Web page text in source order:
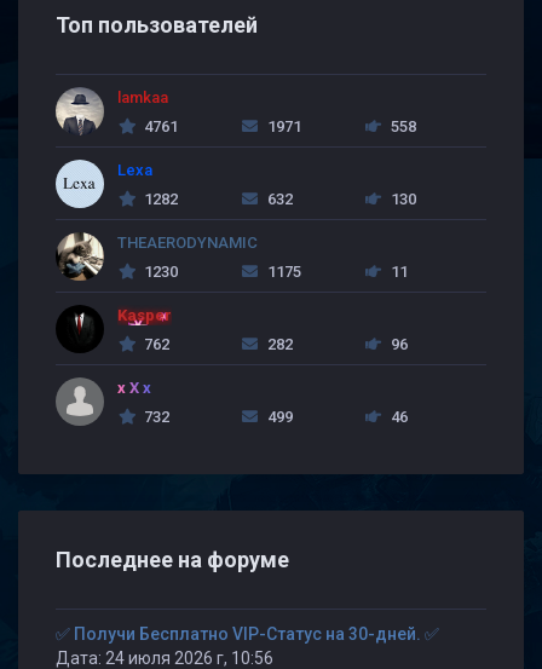
Топ пользователей
lamkaa
4761
1971 558
Lexa
1282
632 130
THEAERODYNAMIC
1230
1175 11
Kasper
762
282 96
x X x
732
499 46
Последнее на форуме
✅ Получи Бесплатно VIP-Статус на 30-дней. ✅
Дата: 24 июля 2026 г, 10:56